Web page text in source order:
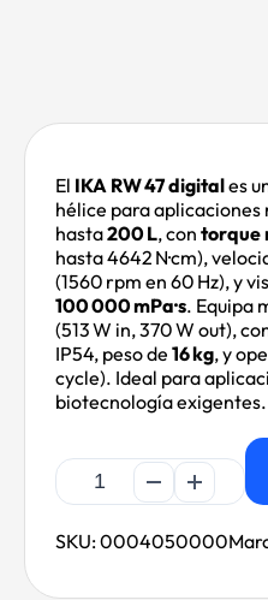
El IKA RW 47 digitales
hélice para aplicaciones
hasta200 L, con torque
hasta 4642 N·cm),
(1560 rpm en 60 Hz), y
100 000 mPa·s. Equipa
(513 W in, 370 W out),
IP54, peso de 16 kg, y
cycle). Ideal para
biotecnología exigentes.
RW 47
cantidad
SKU:0004050000